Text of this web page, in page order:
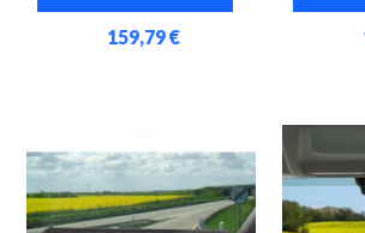
159,79 €